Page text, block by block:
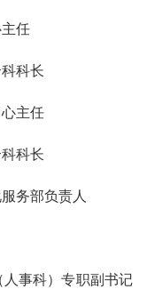
任
科长
主任
科长
务部负责人
事科）专职副书记